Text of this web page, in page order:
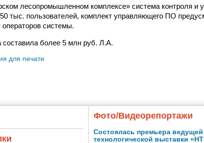
лесопромышленном комплексе» система контроля и
тыс. пользователей, комплект управляющего ПО
системы.
более 5 млн руб. Л.А.
для печати
Фото/Видеорепортажи
Состоялась премьера
технологической выставки